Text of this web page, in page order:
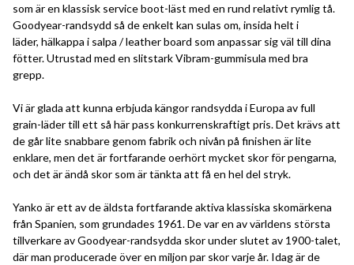
som är en klassisk service boot-läst med en rund relativt rymlig tå.
Goodyear-randsydd så de enkelt kan sulas om, insida helt i
läder, hälkappa i salpa / leather board som anpassar sig väl till dina
fötter. Utrustad med en slitstark Vibram-gummisula med bra
grepp.
Vi är glada att kunna erbjuda kängor randsydda i Europa av full
grain-läder till ett så här pass konkurrenskraftigt pris. Det krävs att
de går lite snabbare genom fabrik och nivån på finishen är lite
enklare, men det är fortfarande oerhört mycket skor för pengarna,
och det är ändå skor som är tänkta att få en hel del stryk.
Yanko är ett av de äldsta fortfarande aktiva klassiska skomärkena
från Spanien, som grundades 1961. De var en av världens största
tillverkare av Goodyear-randsydda skor under slutet av 1900-talet,
där man producerade över en miljon par skor varje år. Idag är de